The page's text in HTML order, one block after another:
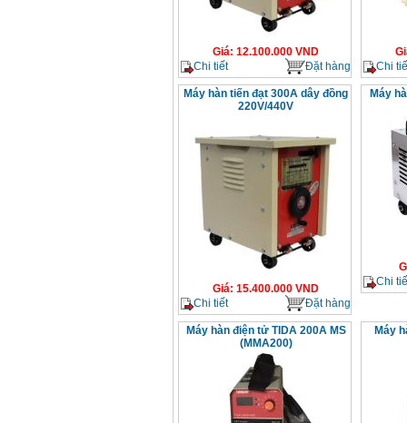
Giá: 12.100.000 VND
Chi tiết
Đặt hàng
Chi
Máy hàn tiến đạt 300A dây đồng
220V/440V
Giá: 15.400.000 VND
Chi tiết
Đặt hàng
Máy
Chi
Máy hàn điện tử TIDA 200A MS
(MMA200)
Máy